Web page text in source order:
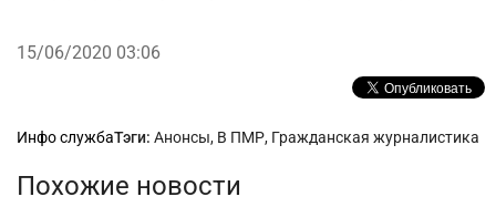
15/06/2020 03:06
Рубрики
Инфо службаТэги: Анонсы, В ПМР, Гражданская журналистика
Похожие новости